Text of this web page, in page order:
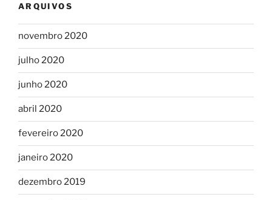
ARQUIVOS
novembro 2020
julho 2020
junho 2020
abril 2020
fevereiro 2020
janeiro 2020
dezembro 2019